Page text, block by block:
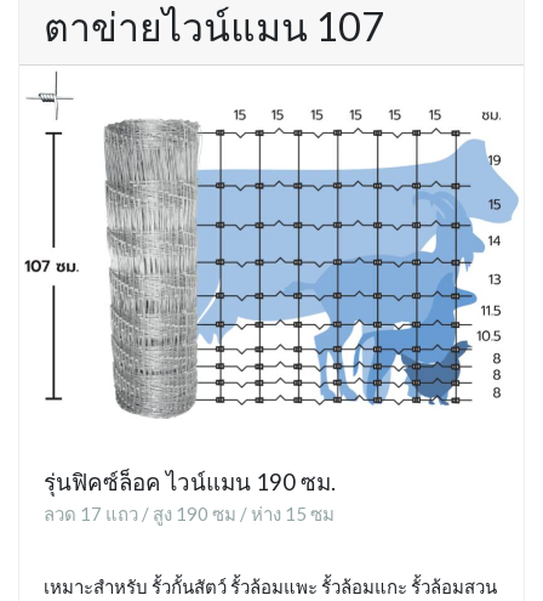
ตาข่ายไวน์แมน 107
รุ่นฟิคซ์ล็อค ไวน์แมน 190 ซม.
ลวด 17 แถว / สูง 190 ซม / ห่าง 15 ซม
เหมาะสำหรับ รั้วกั้นสัตว์ รั้วล้อมแพะ รั้วล้อมแกะ รั้วล้อมสวน